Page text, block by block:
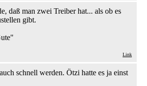
daß man zwei Treiber hat... als ob es
gibt.
Link
schnell werden. Ötzi hatte es ja einst